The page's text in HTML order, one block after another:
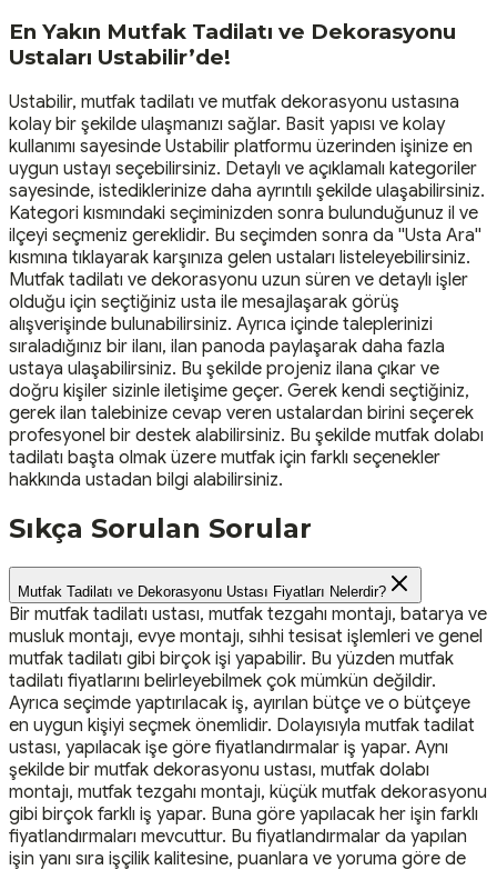
En Yakın Mutfak Tadilatı ve Dekorasyonu
Ustaları Ustabilir’de!
Ustabilir, mutfak tadilatı ve mutfak dekorasyonu ustasına
kolay bir şekilde ulaşmanızı sağlar. Basit yapısı ve kolay
kullanımı sayesinde Ustabilir platformu üzerinden işinize en
uygun ustayı seçebilirsiniz. Detaylı ve açıklamalı kategoriler
sayesinde, istediklerinize daha ayrıntılı şekilde ulaşabilirsiniz.
Kategori kısmındaki seçiminizden sonra bulunduğunuz il ve
ilçeyi seçmeniz gereklidir. Bu seçimden sonra da ''Usta Ara''
kısmına tıklayarak karşınıza gelen ustaları listeleyebilirsiniz.
Mutfak tadilatı ve dekorasyonu uzun süren ve detaylı işler
olduğu için seçtiğiniz usta ile mesajlaşarak görüş
alışverişinde bulunabilirsiniz. Ayrıca içinde taleplerinizi
sıraladığınız bir ilanı, ilan panoda paylaşarak daha fazla
ustaya ulaşabilirsiniz. Bu şekilde projeniz ilana çıkar ve
doğru kişiler sizinle iletişime geçer. Gerek kendi seçtiğiniz,
gerek ilan talebinize cevap veren ustalardan birini seçerek
profesyonel bir destek alabilirsiniz. Bu şekilde mutfak dolabı
tadilatı başta olmak üzere mutfak için farklı seçenekler
hakkında ustadan bilgi alabilirsiniz.
Sıkça Sorulan Sorular
Mutfak Tadilatı ve Dekorasyonu Ustası Fiyatları Nelerdir?
Bir mutfak tadilatı ustası, mutfak tezgahı montajı, batarya ve
musluk montajı, evye montajı, sıhhi tesisat işlemleri ve genel
mutfak tadilatı gibi birçok işi yapabilir. Bu yüzden mutfak
tadilatı fiyatlarını belirleyebilmek çok mümkün değildir.
Ayrıca seçimde yaptırılacak iş, ayırılan bütçe ve o bütçeye
en uygun kişiyi seçmek önemlidir. Dolayısıyla mutfak tadilat
ustası, yapılacak işe göre fiyatlandırmalar iş yapar. Aynı
şekilde bir mutfak dekorasyonu ustası, mutfak dolabı
montajı, mutfak tezgahı montajı, küçük mutfak dekorasyonu
gibi birçok farklı iş yapar. Buna göre yapılacak her işin farklı
fiyatlandırmaları mevcuttur. Bu fiyatlandırmalar da yapılan
işin yanı sıra işçilik kalitesine, puanlara ve yoruma göre de